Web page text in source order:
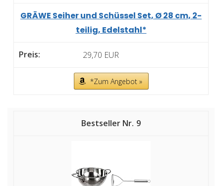
GRÄWE Seiher und Schüssel Set, Ø 28 cm, 2-
teilig, Edelstahl*
29,70 EUR
*Zum Angebot »
9